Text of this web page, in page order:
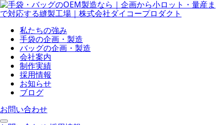
私たちの強み
手袋の企画・製造
バッグの企画・製造
会社案内
制作実績
採用情報
お知らせ
ブログ
お問い合わせ